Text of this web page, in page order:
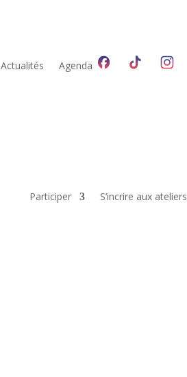
Actualités Agenda
Participer S’incrire aux ateliers